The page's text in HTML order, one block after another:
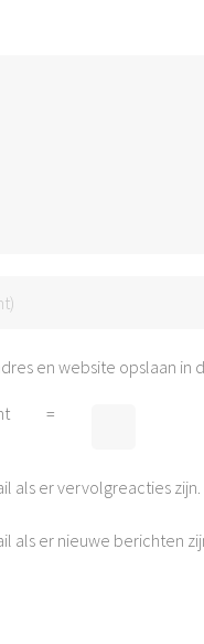
en website opslaan
=
als er vervolgreacties zijn.
als er nieuwe berichten